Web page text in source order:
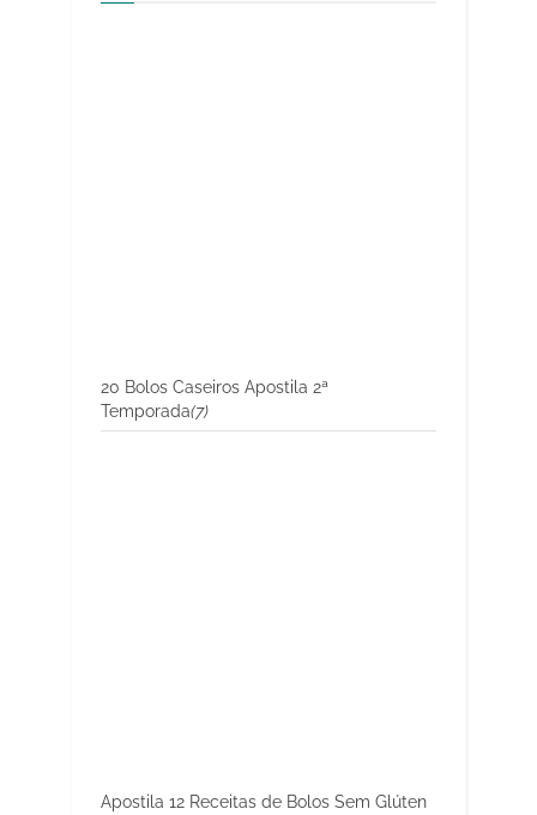
20 Bolos Caseiros Apostila 2ª
Temporada(7)
Apostila 12 Receitas de Bolos Sem Glúten